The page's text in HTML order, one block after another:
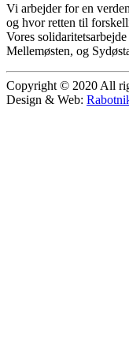
Vi arbejder for en
og hvor retten til
Vores
Mellemøsten, og
Copyright © 2020 All
Design & Web: